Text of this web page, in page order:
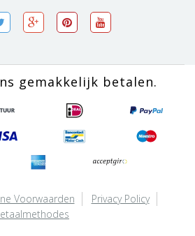
gemakkelijk betalen.
Voorwaarden
Privacy Policy